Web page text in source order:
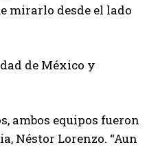
mirarlo desde el lado
de México y
ambos equipos fueron
Néstor Lorenzo. “Aun